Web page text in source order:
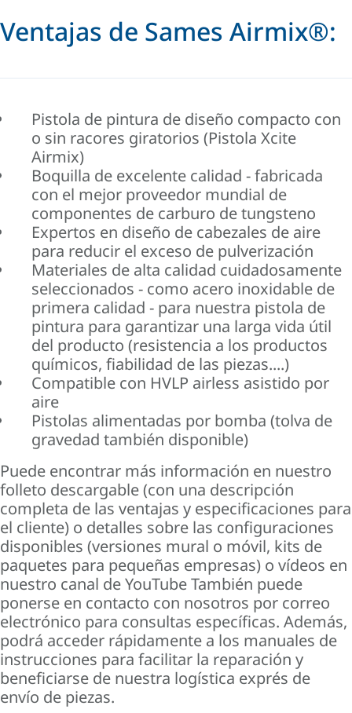
Ventajas de Sames Airmix®:
Pistola de pintura de diseño compacto con
o sin racores giratorios (Pistola Xcite
Airmix)
Boquilla de excelente calidad - fabricada
con el mejor proveedor mundial de
componentes de carburo de tungsteno
Expertos en diseño de cabezales de aire
para reducir el exceso de pulverización
Materiales de alta calidad cuidadosamente
seleccionados - como acero inoxidable de
primera calidad - para nuestra pistola de
pintura para garantizar una larga vida útil
del producto (resistencia a los productos
químicos, fiabilidad de las piezas....)
Compatible con HVLP airless asistido por
aire
Pistolas alimentadas por bomba (tolva de
gravedad también disponible)
Puede encontrar más información en nuestro
folleto descargable (con una descripción
completa de las ventajas y especificaciones para
el cliente) o detalles sobre las configuraciones
disponibles (versiones mural o móvil, kits de
paquetes para pequeñas empresas) o vídeos en
nuestro canal de YouTube También puede
ponerse en contacto con nosotros por correo
electrónico para consultas específicas. Además,
podrá acceder rápidamente a los manuales de
instrucciones para facilitar la reparación y
beneficiarse de nuestra logística exprés de
envío de piezas.